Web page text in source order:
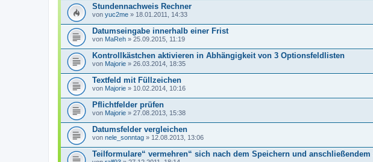
Stundennachweis Rechner
von yuc2me » 18.01.2011, 14:33
Datumseingabe innerhalb einer Frist
von MaReh » 25.09.2015, 11:19
Kontrollkästchen aktivieren in Abhängigkeit von 3 Optionsfeldlisten
von Majorie » 26.03.2014, 18:35
Textfeld mit Füllzeichen
von Majorie » 10.02.2014, 10:16
Pflichtfelder prüfen
von Majorie » 27.08.2013, 15:38
Datumsfelder vergleichen
von nele_sonntag » 12.08.2013, 13:06
Teilformulare“ vermehren“ sich nach dem Speichern und anschließendem